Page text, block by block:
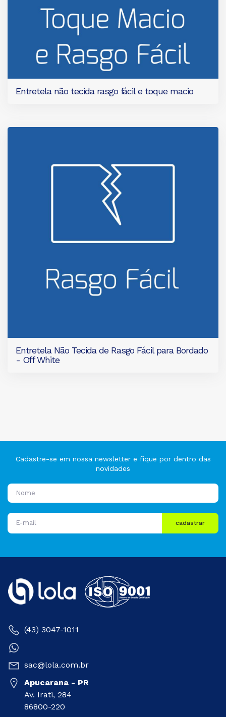
Entretela não tecida rasgo fácil e toque macio
Entretela Não Tecida de Rasgo Fácil para Bordado
- Off White
Cadastre-se em nossa newsletter e fique por dentro das
novidades
cadastrar
(43) 3047-1011
sac@lola.com.br
Apucarana - PR
Av. Irati, 284
86800-220